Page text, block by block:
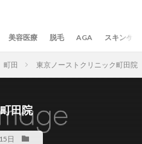
美容医療 脱毛 AGA スキンケア
町田 東京ノーストクリニック町田院
田院
日